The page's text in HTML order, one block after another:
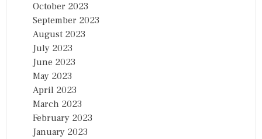
October 2023
September 2023
August 2023
July 2023
June 2023
May 2023
April 2023
March 2023
February 2023
January 2023